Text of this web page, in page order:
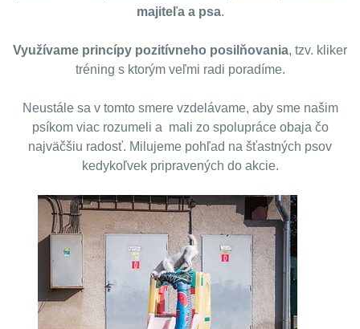
majiteľa a psa.
Využívame princípy pozitívneho posilňovania, tzv. kliker
tréning s ktorým veľmi radi poradíme.
Neustále sa v tomto smere vzdelávame, aby sme našim
psíkom viac rozumeli a mali zo spolupráce obaja čo
najväčšiu radosť. Milujeme pohľad na šťastných psov
kedykoľvek pripravených do akcie.